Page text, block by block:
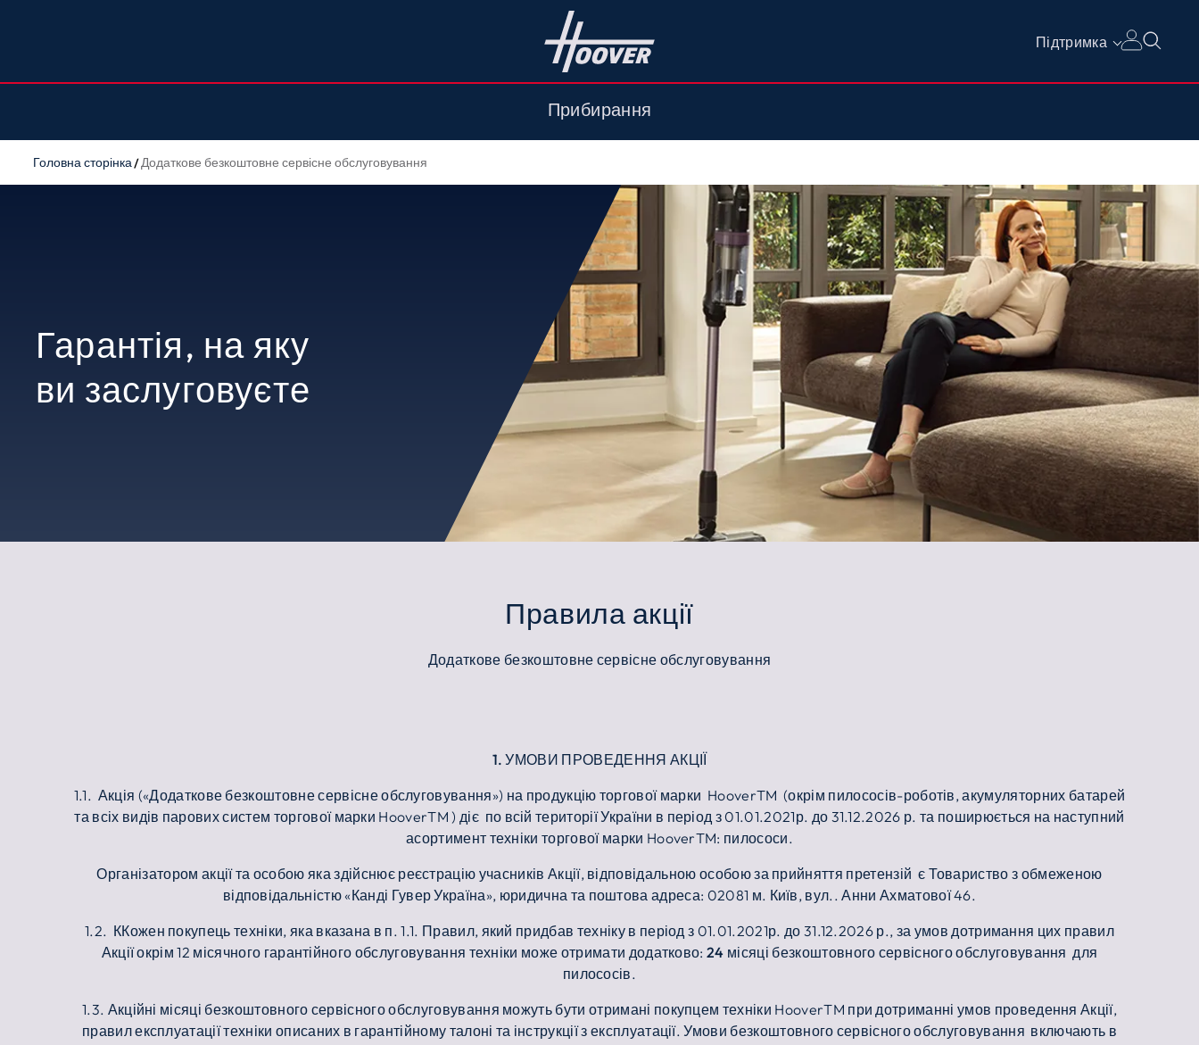
Підтримка
Прибирання
Головна сторінка Додаткове безкоштовне сервісне обслуговування
Гарантія, на яку
ви заслуговуєте
Правила акції
Додаткове безкоштовне сервісне обслуговування
1. УМОВИ ПРОВЕДЕННЯ АКЦІЇ
1.1. Акція («Додаткове безкоштовне сервісне обслуговування») на продукцію торгової марки HooverTM (окрім пилососів-роботів, акумуляторних батарей
та всіх видів парових систем торгової марки HooverTM ) діє по всій території України в період з 01.01.2021р. до 31.12.2026 р. та поширюється на наступний
асортимент техніки торгової марки HooverTM: пилососи.
Організатором акції та особою яка здійснює реєстрацію учасників Акції, відповідальною особою за прийняття претензій є Товариство з обмеженою
відповідальністю «Канді Гувер Україна», юридична та поштова адреса: 02081 м. Київ, вул.. Анни Ахматової 46.
1.2. ККожен покупець техніки, яка вказана в п. 1.1. Правил, який придбав техніку в період з 01.01.2021р. до 31.12.2026 р., за умов дотримання цих правил
Акції окрім 12 місячного гарантійного обслуговування техніки може отримати додатково:24 місяці безкоштовного сервісного обслуговування для
пилососів.
1.3. Акційні місяці безкоштовного сервісного обслуговування можуть бути отримані покупцем техніки HooverTM при дотриманні умов проведення Акції,
правил експлуатації техніки описаних в гарантійному талоні та інструкції з експлуатації. Умови безкоштовного сервісного обслуговування включають в